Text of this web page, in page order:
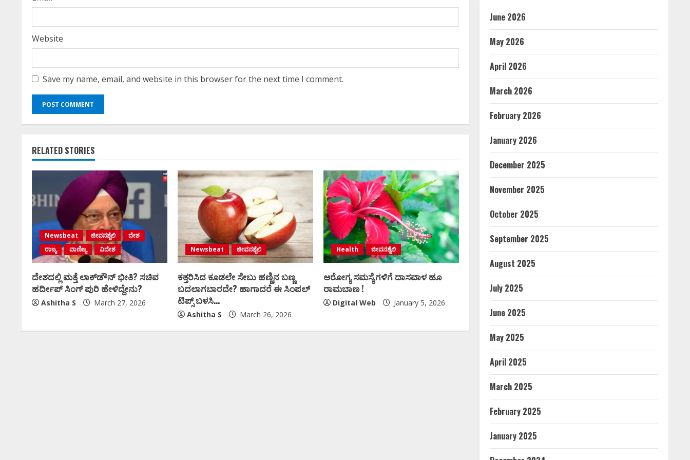
Website
Save my name, email, and website in this browser for the next time I comment.
RELATED STORIES
Newsbeat ಜೀವನಶೈಲಿ
ದೇಶ
ರಾಜ್ಯ
ವಾಣಿಜ್ಯ ವಿದೇಶ
ದೇಶದಲ್ಲಿ ಮತ್ತೆ ಲಾಕ್‌ಡೌನ್ ಭೀತಿ? ಸಚಿವ
ಹರ್ದೀಪ್ ಸಿಂಗ್ ಪುರಿ ಹೇಳಿದ್ದೇನು?
Ashitha S March 27, 2026
Newsbeat ಜೀವನಶೈಲಿ
ಕತ್ತರಿಸಿದ ಕೂಡಲೇ ಸೇಬು ಹಣ್ಣಿನ ಬಣ್ಣ
ಬದಲಾಗಬಾರದೇ? ಹಾಗಾದರೆ ಈ ಸಿಂಪಲ್​​
ಟಿಪ್ಸ್​ ಬಳಸಿ…
Ashitha S March 26, 2026
Health ಜೀವನಶೈಲಿ
ಆರೋಗ್ಯ ಸಮಸ್ಯೆಗಳಿಗೆ ದಾಸವಾಳ ಹೂ
ರಾಮಬಾಣ !
Digital Web January 5, 2026
June 2026
May 2026
April 2026
March 2026
February 2026
January 2026
December 2025
November 2025
October 2025
September 2025
August 2025
July 2025
June 2025
May 2025
April 2025
March 2025
February 2025
January 2025